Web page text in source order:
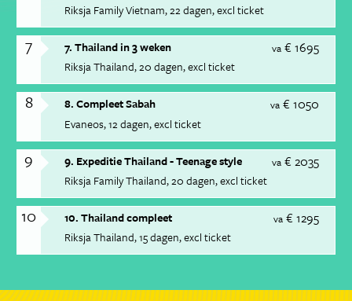
Riksja Family Vietnam 22 dagen excl ticket
7 va € 1695
7. Thailand in 3 weken
Riksja Thailand 20 dagen excl ticket
8 va € 1050
8. Compleet Sabah
Evaneos 12 dagen excl ticket
9 va € 2035
9. Expeditie Thailand - Teenage style
Riksja Family Thailand 20 dagen excl ticket
10 va € 1295
10. Thailand compleet
Riksja Thailand 15 dagen excl ticket